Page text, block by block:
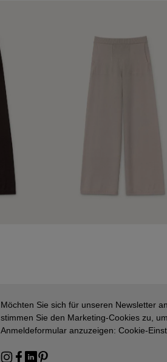
Möchten Sie sich für unseren Newsletter
stimmen Sie den Marketing-Cookies zu,
Anmeldeformular anzuzeigen: Cookie-